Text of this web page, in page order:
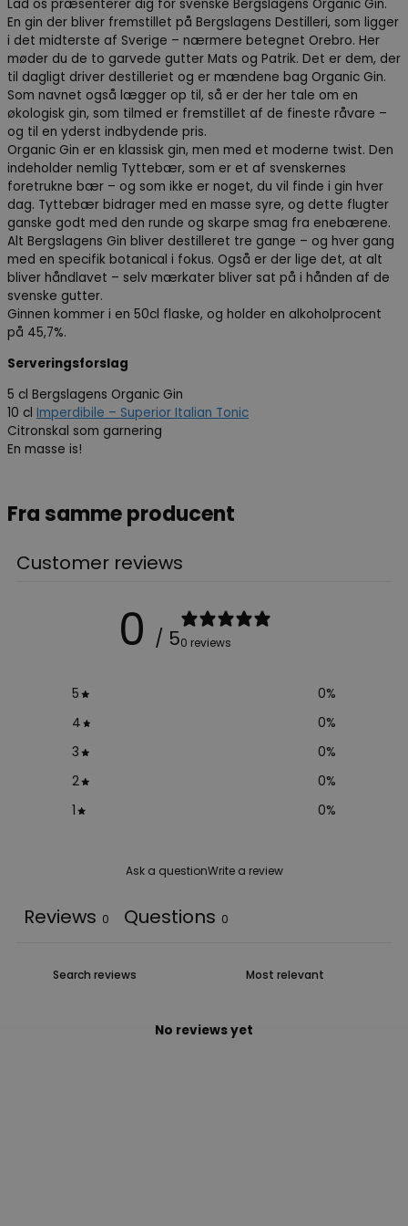
Lad os præsenterer dig for svenske Bergslagens Organic Gin.
En gin der bliver fremstillet på Bergslagens Destilleri, som ligger
i det midterste af Sverige – nærmere betegnet Orebro. Her
møder du de to garvede gutter Mats og Patrik. Det er dem, der
til dagligt driver destilleriet og er mændene bag Organic Gin.
Som navnet også lægger op til, så er der her tale om en
økologisk gin, som tilmed er fremstillet af de fineste råvare –
og til en yderst indbydende pris.
Organic Gin er en klassisk gin, men med et moderne twist. Den
indeholder nemlig Tyttebær, som er et af svenskernes
foretrukne bær – og som ikke er noget, du vil finde i gin hver
dag. Tyttebær bidrager med en masse syre, og dette flugter
ganske godt med den runde og skarpe smag fra enebærene.
Alt Bergslagens Gin bliver destilleret tre gange – og hver gang
med en specifik botanical i fokus. Også er der lige det, at alt
bliver håndlavet – selv mærkater bliver sat på i hånden af de
svenske gutter.
Ginnen kommer i en 50cl flaske, og holder en alkoholprocent
på 45,7%.
Serveringsforslag
5 cl Bergslagens Organic Gin
10 cl Imperdibile – Superior Italian Tonic
Citronskal som garnering
En masse is!
Fra samme producent
Customer reviews
0 / 50 reviews
5 0%
4
0%
3
0%
2
0%
1
0%
Ask a questionWrite a review
Reviews 0 Questions 0
No reviews yet